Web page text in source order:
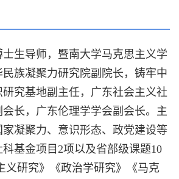
士生导师，暨南大学马克思主义学
民族凝聚力研究院副院长，铸牢中
究基地副主任，广东社会主义社
长，广东伦理学学会副会长。主
凝聚力、意识形态、政党建设等
基金项目2项以及省部级课题10
义研究》《政治学研究》《马克